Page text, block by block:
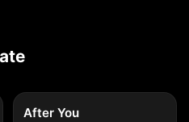
After You